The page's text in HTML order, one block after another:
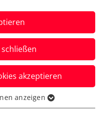
akzeptieren
grundlegende
anzeigen